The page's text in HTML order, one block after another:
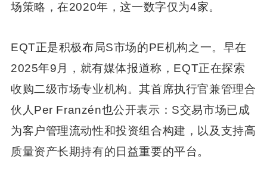
场策略，在2020年，这一数字仅为4家。
EQT正是积极布局S市场的PE机构之一。早在
2025年9月，就有媒体报道称，EQT正在探索
收购二级市场专业机构。其首席执行官兼管理合
伙人Per Franzén也公开表示：S交易市场已成
为客户管理流动性和投资组合构建，以及支持高
质量资产长期持有的日益重要的平台。